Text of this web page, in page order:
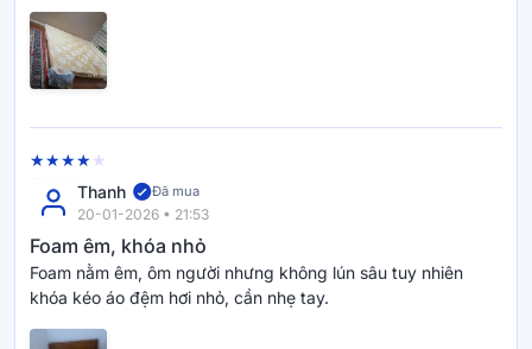
Thanh Đã mua
20-01-2026 • 21:53
Foam êm, khóa nhỏ
Foam nằm êm, ôm người nhưng không lún sâu tuy nhiên
khóa kéo áo đệm hơi nhỏ, cần nhẹ tay.